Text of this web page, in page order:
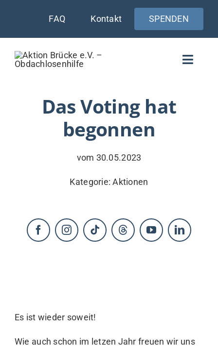
springen
FAQ Kontakt SPENDEN
Toggle
KONTAKT
Das Voting hat
begonnen
vom 30.05.2023
Kategorie:Aktionen
Es ist wieder soweit!
Wie auch schon im letzen Jahr freuen wir uns